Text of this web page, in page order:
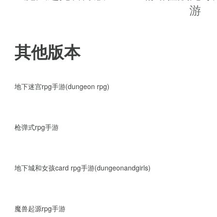
：世界BOSS每天降
游戏攻略
1、跟着主线，看**每天的日常，
武开始的每天都做，有经验有坐骑
3.蜀山牌子和幻境牌子留着高
高，这个活动经验越高，每天不
4.云顶每天15-18点，22点-凌
游
其他版本
地下迷宫rpg手游(dungeon rpg)
枪弹式rpg手游
地下城和女孩card rpg手游(dungeonandgirls)
魔兽起源rpg手游